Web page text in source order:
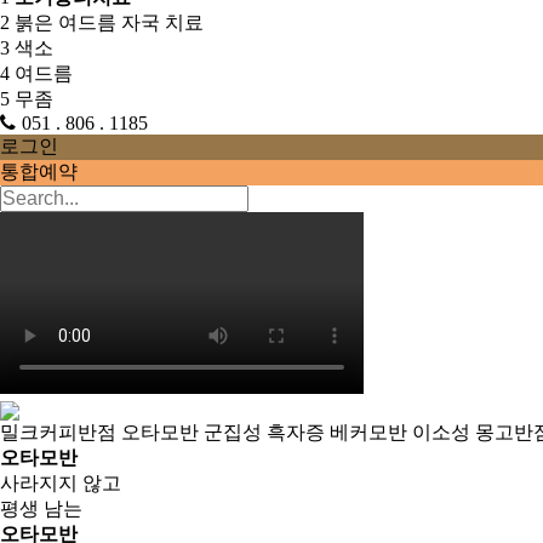
2 붉은 여드름 자국 치료
3 색소
4 여드름
5 무좀
051 . 806 . 1185
로그인
통합예약
밀크커피반점 오타모반 군집성 흑자증 베커모반 이소성 몽고반
오타모반
사라지지 않고
평생 남는
오타모반